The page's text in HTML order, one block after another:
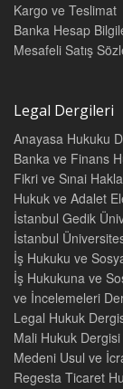
Kargo ve Teslimat
Banka Hesap
Mesafeli Satış
Legal Dergileri
Anayasa Hukuku
Banka ve Finans
Fikri ve Sınai
Hukuk ve Adalet
İstanbul Gedik
İstanbul
İş Hukuku ve
İş Hukukuna ve
ve İncelemeleri
Legal Hukuk
Mali Hukuk Dergisi
Medeni Usul ve
Regesta Ticaret